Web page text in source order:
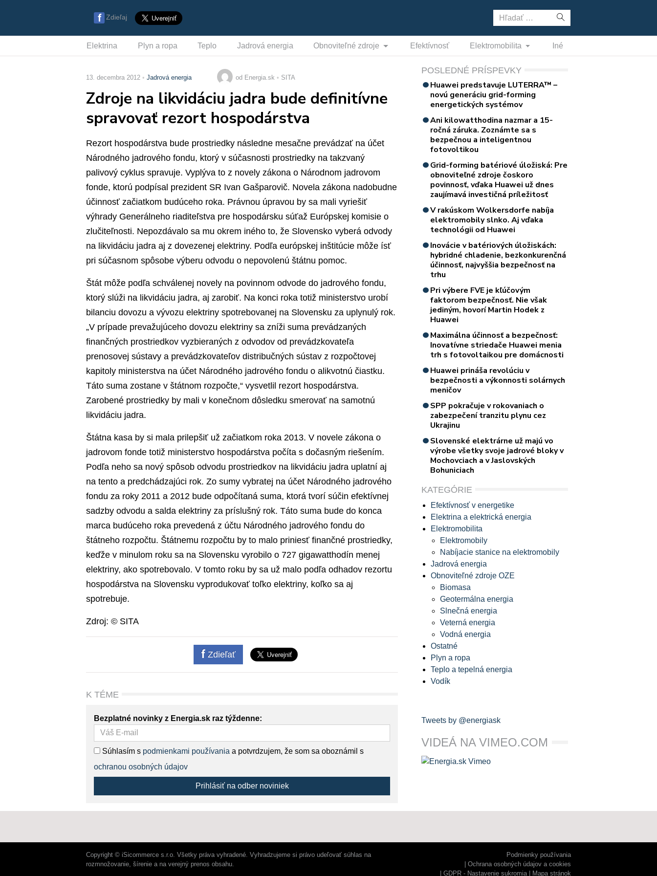
Zdieľaj Hľadať:
Elektrina Plyn a ropa Teplo Jadrová energia Obnoviteľné zdroje Efektívnosť Elektromobilita Iné
13. decembra 2012 Jadrová energia od Energia.sk SITA
Zdroje na likvidáciu jadra bude definitívne
spravovať rezort hospodárstva
Rezort hospodárstva bude prostriedky následne mesačne prevádzať na účet
Národného jadrového fondu, ktorý v súčasnosti prostriedky na takzvaný
palivový cyklus spravuje. Vyplýva to z novely zákona o Národnom jadrovom
fonde, ktorú podpísal prezident SR Ivan Gašparovič. Novela zákona nadobudne
účinnosť začiatkom budúceho roka. Právnou úpravou by sa mali vyriešiť
výhrady Generálneho riaditeľstva pre hospodársku súťaž Európskej komisie o
zlučiteľnosti. Nepozdávalo sa mu okrem iného to, že Slovensko vyberá odvody
na likvidáciu jadra aj z dovezenej elektriny. Podľa európskej inštitúcie môže ísť
pri súčasnom spôsobe výberu odvodu o nepovolenú štátnu pomoc.
Štát môže podľa schválenej novely na povinnom odvode do jadrového fondu,
ktorý slúži na likvidáciu jadra, aj zarobiť. Na konci roka totiž ministerstvo urobí
bilanciu dovozu a vývozu elektriny spotrebovanej na Slovensku za uplynulý rok.
„V prípade prevažujúceho dovozu elektriny sa zníži suma prevádzaných
finančných prostriedkov vyzbieraných z odvodov od prevádzkovateľa
prenosovej sústavy a prevádzkovateľov distribučných sústav z rozpočtovej
kapitoly ministerstva na účet Národného jadrového fondu o alikvotnú čiastku.
Táto suma zostane v štátnom rozpočte,“ vysvetlil rezort hospodárstva.
Zarobené prostriedky by mali v konečnom dôsledku smerovať na samotnú
likvidáciu jadra.
Štátna kasa by si mala prilepšiť už začiatkom roka 2013. V novele zákona o
jadrovom fonde totiž ministerstvo hospodárstva počíta s dočasným riešením.
Podľa neho sa nový spôsob odvodu prostriedkov na likvidáciu jadra uplatní aj
na tento a predchádzajúci rok. Zo sumy vybratej na účet Národného jadrového
fondu za roky 2011 a 2012 bude odpočítaná suma, ktorá tvorí súčin efektívnej
sadzby odvodu a salda elektriny za príslušný rok. Táto suma bude do konca
marca budúceho roka prevedená z účtu Národného jadrového fondu do
štátneho rozpočtu. Štátnemu rozpočtu by to malo priniesť finančné prostriedky,
keďže v minulom roku sa na Slovensku vyrobilo o 727 gigawatthodín menej
elektriny, ako spotrebovalo. V tomto roku by sa už malo podľa odhadov rezortu
hospodárstva na Slovensku vyprodukovať toľko elektriny, koľko sa aj
spotrebuje.
Zdroj: © SITA
Zdieľať
K TÉME
Bezplatné novinky z Energia.sk raz týždenne:
Súhlasím s podmienkami používania a potvrdzujem, že som sa oboznámil s
ochranou osobných údajov
Prihlásiť na odber noviniek
POSLEDNÉ PRÍSPEVKY
Huawei predstavuje LUTERRA™ –
novú generáciu grid-forming
energetických systémov
Ani kilowatthodina nazmar a 15-
ročná záruka. Zoznámte sa s
bezpečnou a inteligentnou
fotovoltikou
Grid-forming batériové úložiská: Pre
obnoviteľné zdroje čoskoro
povinnosť, vďaka Huawei už dnes
zaujímavá investičná príležitosť
V rakúskom Wolkersdorfe nabíja
elektromobily slnko. Aj vďaka
technológii od Huawei
Inovácie v batériových úložiskách:
hybridné chladenie, bezkonkurenčná
účinnosť, najvyššia bezpečnosť na
trhu
Pri výbere FVE je kľúčovým
faktorom bezpečnosť. Nie však
jediným, hovorí Martin Hodek z
Huawei
Maximálna účinnosť a bezpečnosť:
Inovatívne striedače Huawei menia
trh s fotovoltaikou pre domácnosti
Huawei prináša revolúciu v
bezpečnosti a výkonnosti solárnych
meničov
SPP pokračuje v rokovaniach o
zabezpečení tranzitu plynu cez
Ukrajinu
Slovenské elektrárne už majú vo
výrobe všetky svoje jadrové bloky v
Mochovciach a v Jaslovských
Bohuniciach
KATEGÓRIE
Efektívnosť v energetike
Elektrina a elektrická energia
Elektromobilita
Elektromobily
Nabíjacie stanice na elektromobily
Jadrová energia
Obnoviteľné zdroje OZE
Biomasa
Geotermálna energia
Slnečná energia
Veterná energia
Vodná energia
Ostatné
Plyn a ropa
Teplo a tepelná energia
Vodík
Tweets by @energiask
VIDEÁ NA VIMEO.COM
Copyright © iSicommerce s.r.o. Všetky práva vyhradené. Vyhradzujeme si právo udeľovať súhlas na
rozmnožovanie, šírenie a na verejný prenos obsahu.
Podmienky používania
Ochrana osobných údajov a cookies
GDPR - Nastavenie sukromia
Mapa stránok